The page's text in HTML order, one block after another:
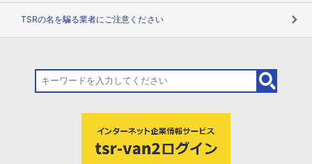
TSRの名を騙る業者にご注意ください